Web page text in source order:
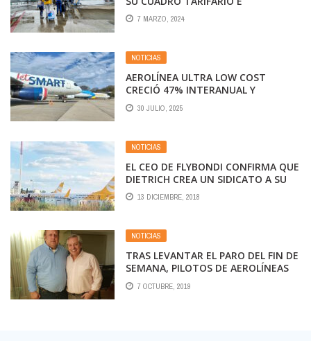
INCORPORA CARACTERÍSTICAS “LOW
COST”
7 MARZO, 2024
NOTICIAS
AEROLÍNEA ULTRA LOW COST
CRECIÓ 47% INTERANUAL Y
CONSOLIDA SU LIDERAZGO EN LA
REGIÓN
30 JULIO, 2025
NOTICIAS
EL CEO DE FLYBONDI CONFIRMA QUE
DIETRICH CREA UN SIDICATO A SU
MEDIDA. AUDIO REVELADOR
13 DICIEMBRE, 2018
NOTICIAS
TRAS LEVANTAR EL PARO DEL FIN DE
SEMANA, PILOTOS DE AEROLÍNEAS
ARGENTINAS Y AUSTRAL SE
REUNIRÁN EN EL MINISTERIO DE
7 OCTUBRE, 2019